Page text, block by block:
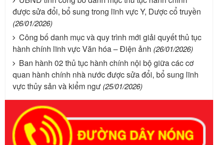
được sửa đổi, bổ sung trong lĩnh vực Y, Dược cổ truyền
(26/01/2026)
Công bố danh mục và quy trình mới giải quyết thủ tục
hành chính lĩnh vực Văn hóa – Điện ảnh (26/01/2026)
Ban hành 02 thủ tục hành chính nội bộ giữa các cơ
quan hành chính nhà nước được sửa đổi, bổ sung lĩnh
vực thủy sản và kiểm ngư (25/01/2026)